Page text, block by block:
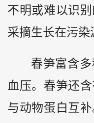
不明或难以识
采摘生长在污染
春笋富含
血压。春笋还
与动物蛋白互